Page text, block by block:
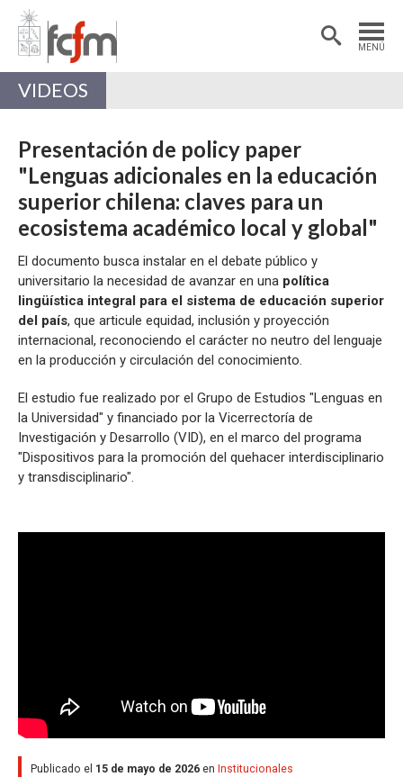
MENÚ
Estudiantes
Académicas/os
VIDEOS
Presentación de policy paper
"Lenguas adicionales en la educación
superior chilena: claves para un
ecosistema académico local y global"
El documento busca instalar en el debate público y
universitario la necesidad de avanzar en una política
lingüística integral para el sistema de educación superior
del país, que articule equidad, inclusión y proyección
internacional, reconociendo el carácter no neutro del lenguaje
en la producción y circulación del conocimiento.
El estudio fue realizado por el Grupo de Estudios "Lenguas en
la Universidad" y financiado por la Vicerrectoría de
Investigación y Desarrollo (VID), en el marco del programa
"Dispositivos para la promoción del quehacer interdisciplinario
y transdisciplinario".
Publicado el 15 de mayo de 2026 en Institucionales